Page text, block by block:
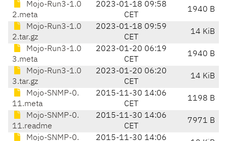
Mojo-Run3-1.0
2.meta
2023-01-18 09:58
CET
1940 B
Mojo-Run3-1.0
2.tar.gz
2023-01-18 09:59
CET
14 KiB
Mojo-Run3-1.0
3.meta
2023-01-20 06:19
CET
1940 B
Mojo-Run3-1.0
3.tar.gz
2023-01-20 06:20
CET
14 KiB
Mojo-SNMP-0.
11.meta
2015-11-30 14:06
CET
1198 B
Mojo-SNMP-0.
11.readme
2015-11-30 14:06
CET
7971 B
Mojo-SNMP-0.
2015-11-30 14:06